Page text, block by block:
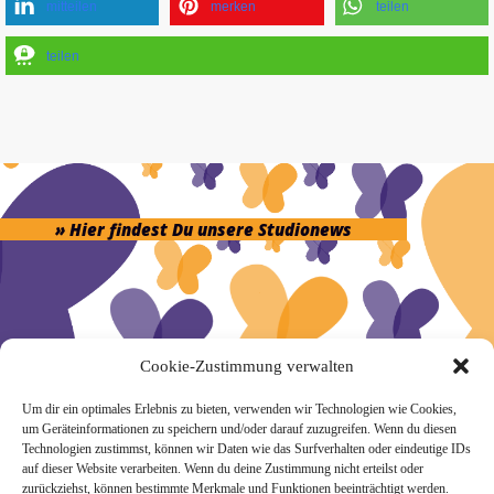
Cookie-Zustimmung verwalten
Um dir ein optimales Erlebnis zu bieten, verwenden wir Technologien wie Cookies,
um Geräteinformationen zu speichern und/oder darauf zuzugreifen. Wenn du diesen
Technologien zustimmst, können wir Daten wie das Surfverhalten oder eindeutige IDs
auf dieser Website verarbeiten. Wenn du deine Zustimmung nicht erteilst oder
zurückziehst, können bestimmte Merkmale und Funktionen beeinträchtigt werden.
mitteilen merken teilen
teilen
» Hier findest Du unsere Studionews
» Unsere Hygienemassnahmen